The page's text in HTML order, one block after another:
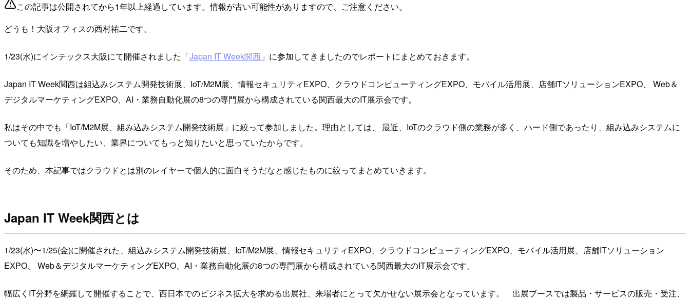
この記事は公開されてから1年以上経過しています。情報が古い可能性がありますので、ご注意ください。
どうも！大阪オフィスの西村祐二です。
1/23(水)にインテックス大阪にて開催されました「Japan IT Week関西 」に参加してきましたのでレポートにまとめておきます。
Japan IT Week関西は組込みシステム開発技術展、IoT/M2M展、情報セキュリティEXPO、クラウドコンピューティングEXPO、モバイル活用展、店舗ITソリューションEXPO、 Web＆
デジタルマーケティングEXPO、AI・業務自動化展の8つの専門展から構成されている関西最大のIT展示会です。
私はその中でも「IoT/M2M展、組み込みシステム開発技術展」に絞って参加しました。理由としては、 最近、IoTのクラウド側の業務が多く、ハード側であったり、組み込みシステムに
ついても知識を増やしたい、業界についてもっと知りたいと思っていたからです。
そのため、本記事ではクラウドとは別のレイヤーで個人的に面白そうだなと感じたものに絞ってまとめていきます。
Japan IT Week関西とは
1/23(水)〜1/25(金)に開催された、組込みシステム開発技術展、IoT/M2M展、情報セキュリティEXPO、クラウドコンピューティングEXPO、モバイル活用展、店舗ITソリューション
EXPO、 Web＆デジタルマーケティングEXPO、AI・業務自動化展の8つの専門展から構成されている関西最大のIT展示会です。
幅広くIT分野を網羅して開催することで、西日本でのビジネス拡大を求める出展社、来場者にとって欠かせない展示会となっています。 出展ブースでは製品・サービスの販売・受注、